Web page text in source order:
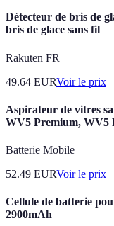
Détecteur de bris de
bris de glace sans fil
Rakuten FR
49.64 EURVoir le prix
Aspirateur de vitres
WV5 Premium, WV5
Batterie Mobile
52.49 EURVoir le prix
Cellule de batterie
2900mAh